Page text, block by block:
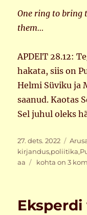
One ring to bring
them…
APDEIT 28.12:
hakata, siis on
Helmi Süviku ja
saanud. Kaotas
Sel juhul oleks
Postitatud
27. dets. 2022
kirjandus,poliitika,
aa
Tolkien.
kohta on 3
Eksperdi